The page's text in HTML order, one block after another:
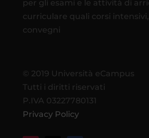
per gli esami e le attività di
curriculare quali corsi
convegni
© 2019 Università eCampus
Tutti i diritti riservati
P.IVA 03227780131
Privacy Policy